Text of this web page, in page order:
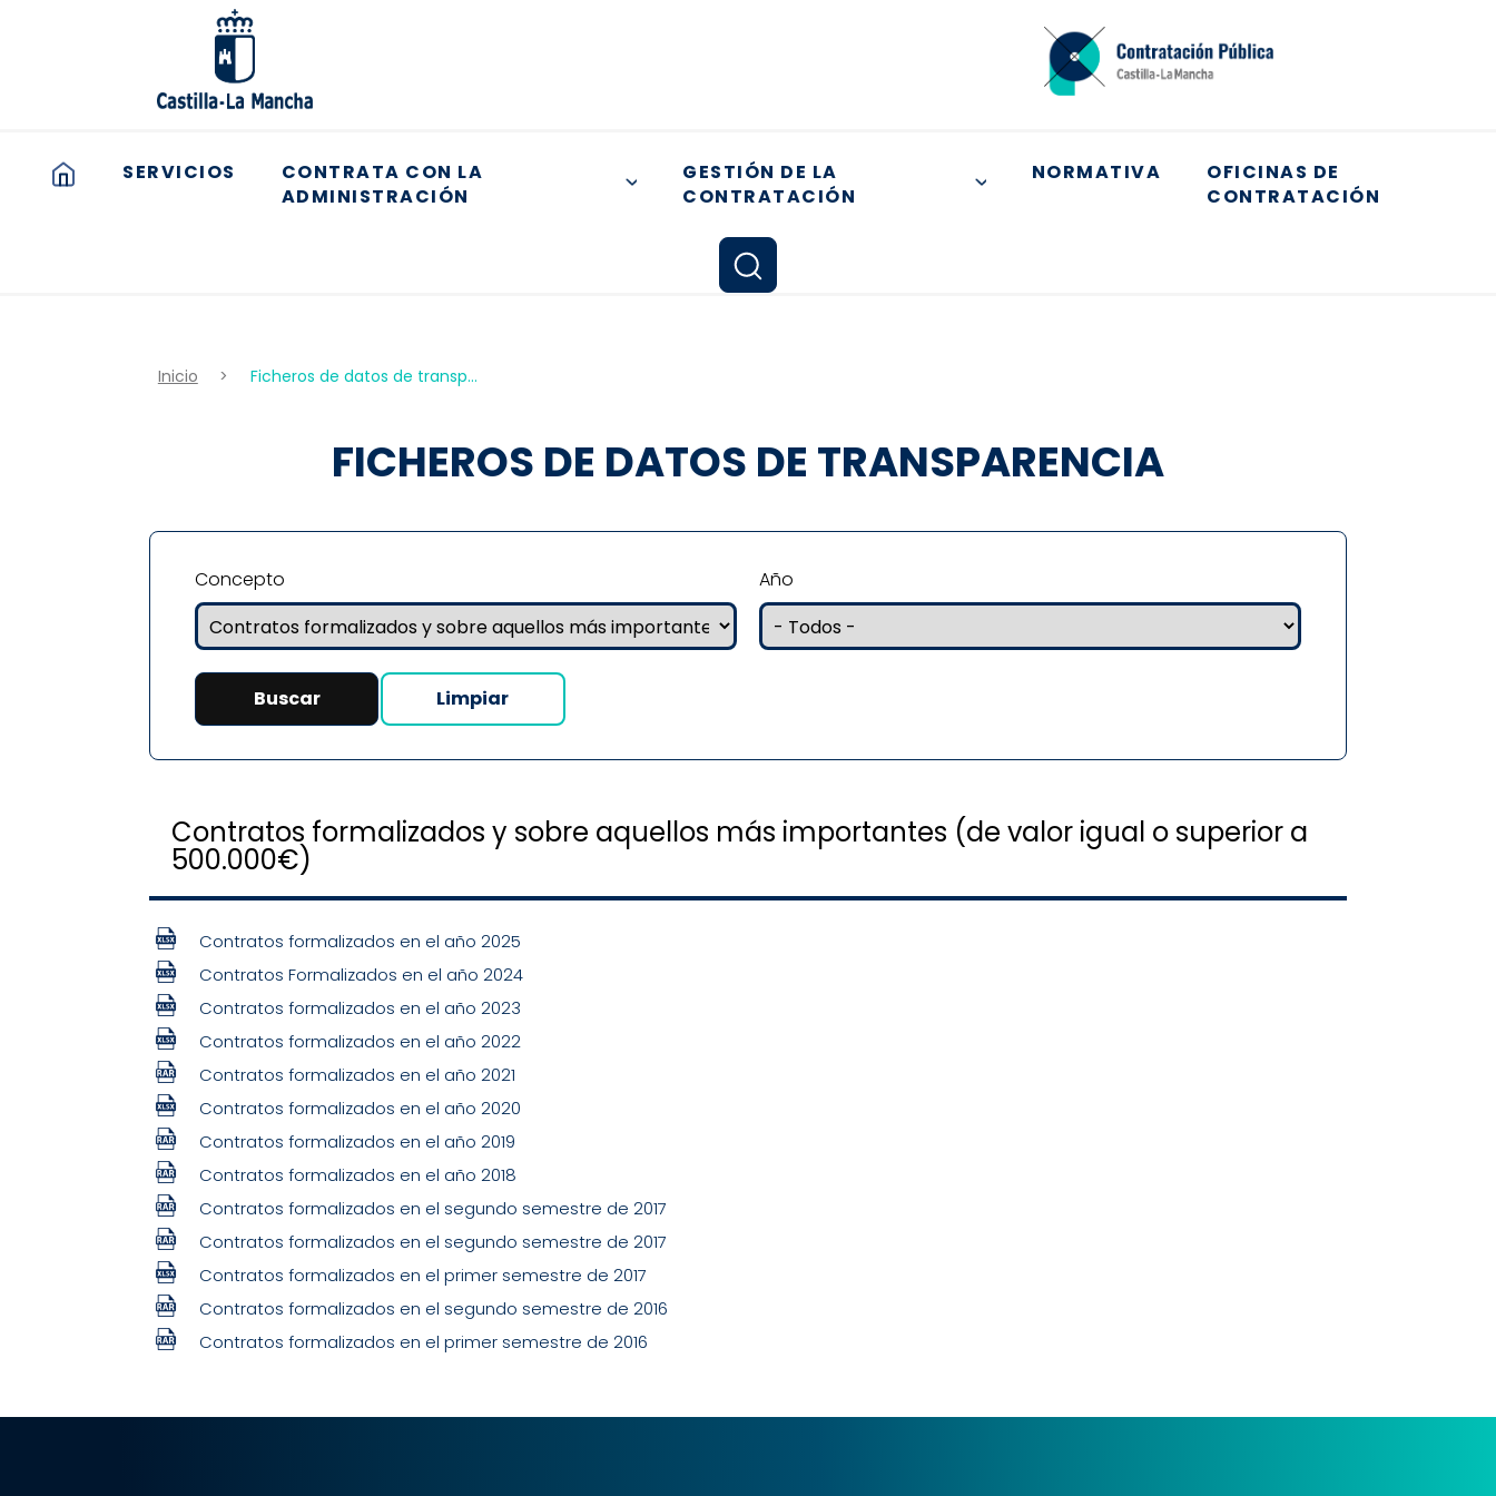
SERVICIOS
CONTRATA CON LA
ADMINISTRACIÓN
GESTIÓN DE LA
CONTRATACIÓN
NORMATIVA
OFICINAS DE
CONTRATACIÓN
Inicio Ficheros de datos de transp...
FICHEROS DE DATOS DE TRANSPARENCIA
Concepto Año
Contratos formalizados y sobre aquellos más importantes (de valor igual o superior a
500.000€)
Contratos formalizados en el año 2025
Contratos Formalizados en el año 2024
Contratos formalizados en el año 2023
Contratos formalizados en el año 2022
Contratos formalizados en el año 2021
Contratos formalizados en el año 2020
Contratos formalizados en el año 2019
Contratos formalizados en el año 2018
Contratos formalizados en el segundo semestre de 2017
Contratos formalizados en el segundo semestre de 2017
Contratos formalizados en el primer semestre de 2017
Contratos formalizados en el segundo semestre de 2016
Contratos formalizados en el primer semestre de 2016